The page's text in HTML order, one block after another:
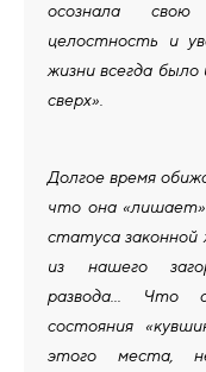
осознала свою
целостность и
жизни всегда
сверх».
Долгое время
что она
статуса
из нашего
развода... Что
состояния
этого места,